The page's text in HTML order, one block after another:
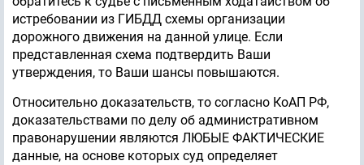
истребовании из ГИБДД схемы организации
дорожного движения на данной улице. Если
представленная схема подтвердить Ваши
утверждения, то Ваши шансы повышаются.
Относительно доказательств, то согласно КоАП РФ,
доказательствами по делу об административном
правонарушении являются ЛЮБЫЕ ФАКТИЧЕСКИЕ
данные, на основе которых суд определяет